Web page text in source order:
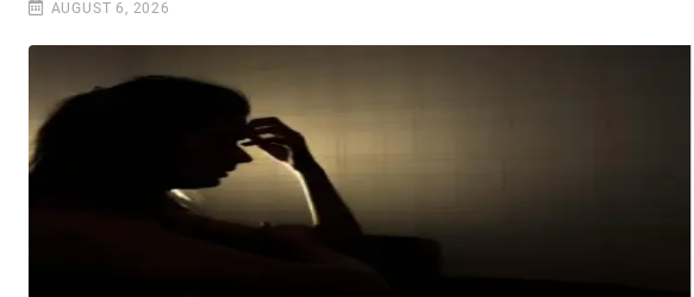
AUGUST 6, 2026